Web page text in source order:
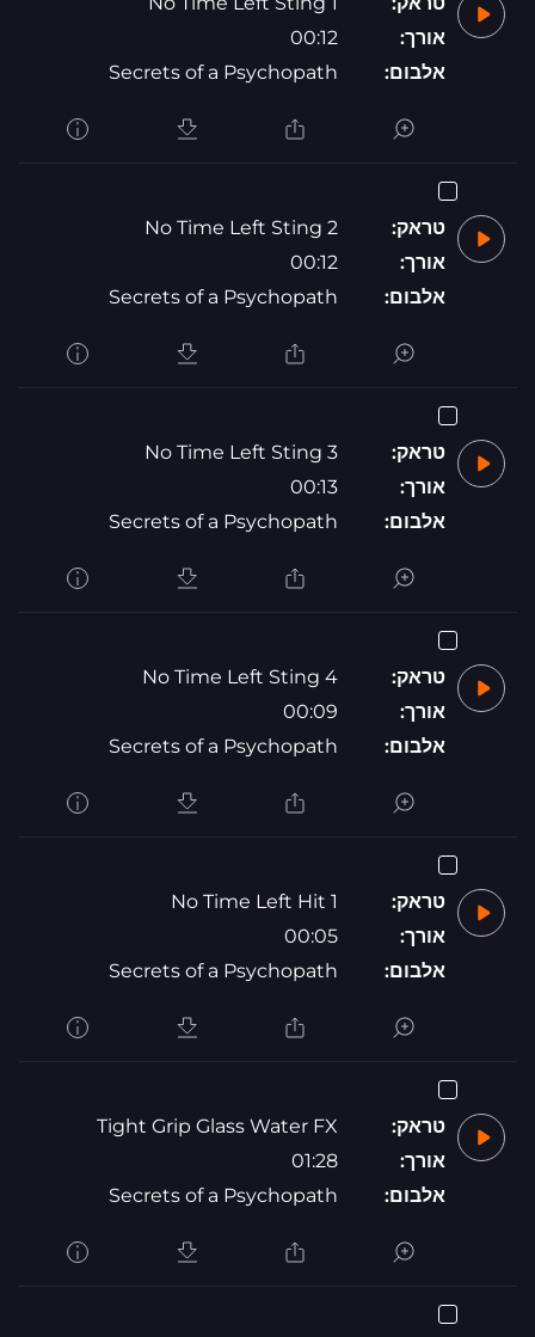
אורך:
00:12
אלבום:
Secrets of a Psychopath
טראק:
No Time Left Sting 2
אורך:
00:12
אלבום:
Secrets of a Psychopath
טראק:
No Time Left Sting 3
אורך:
00:13
אלבום:
Secrets of a Psychopath
טראק:
No Time Left Sting 4
אורך:
00:09
אלבום:
Secrets of a Psychopath
טראק:
No Time Left Hit 1
אורך:
00:05
אלבום:
Secrets of a Psychopath
טראק:
Tight Grip Glass Water FX
אורך:
01:28
אלבום:
Secrets of a Psychopath